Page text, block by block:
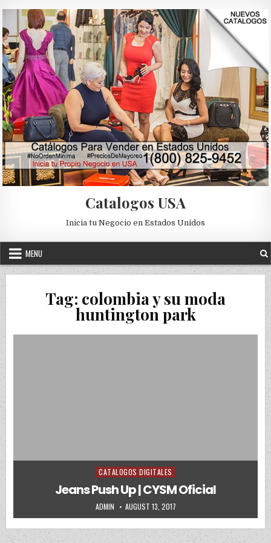
Catalogos USA
Inicia tu Negocio en Estados Unidos
MENU
Tag: colombia y su moda
huntington park
Posted in
CATALOGOS DIGITALES
Jeans Push Up | CYSM Oficial
AUTHOR:
ADMIN PUBLISHED DATE:
AUGUST 13, 2017